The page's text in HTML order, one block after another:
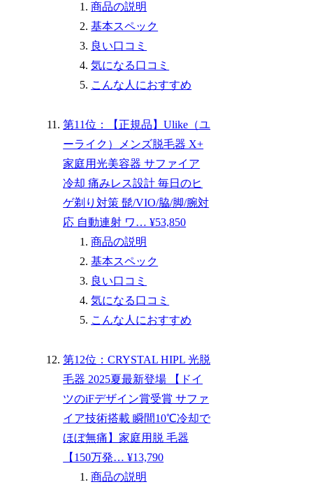
商品の説明
基本スペック
良い口コミ
気になる口コミ
こんな人におすすめ
第11位：【正規品】Ulike（ユ
ーライク）メンズ脱毛器 X+
家庭用光美容器 サファイア
冷却 痛みレス設計 毎日のヒ
ゲ剃り対策 髭/VIO/脇/脚/腕対
応 自動連射 ワ… ¥53,850
商品の説明
基本スペック
良い口コミ
気になる口コミ
こんな人におすすめ
第12位：CRYSTAL HIPL 光脱
毛器 2025夏最新登場 【ドイ
ツのiFデザイン賞受賞 サファ
イア技術搭載 瞬間10℃冷却で
ほぼ無痛】家庭用脱 毛器
【150万発… ¥13,790
商品の説明